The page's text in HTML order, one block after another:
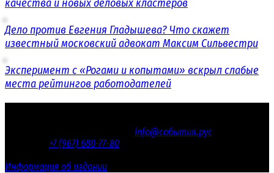
качества и новых деловых кластеров
Дело против Евгения Гладышева? Что скажет
известный московский адвокат Максим Сильвестри
Эксперимент с «Рогами и копытами» вскрыл слабые
места рейтингов работодателей
info@события.рус
+7 (967) 680-77-80
Информация об издании